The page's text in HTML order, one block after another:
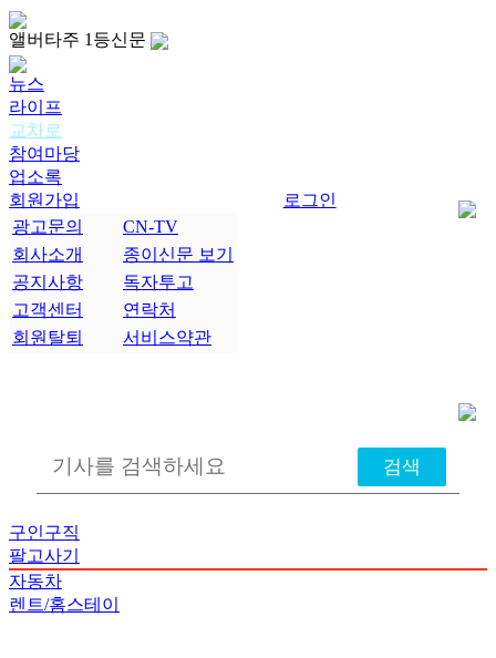
앨버타주 1등신문
뉴스
라이프
교차로
참여마당
업소록
회원가입
로그인
광고문의
CN-TV
회사소개
종이신문 보기
공지사항
독자투고
고객센터
연락처
회원탈퇴
서비스약관
구인구직
팔고사기
자동차
렌트/홈스테이